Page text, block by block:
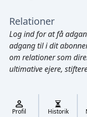
Cmd/Ctrl + K
Relationer
Log indfor at få
adgang til i dit
om relationer som
ultimative ejere,
Profil Historik